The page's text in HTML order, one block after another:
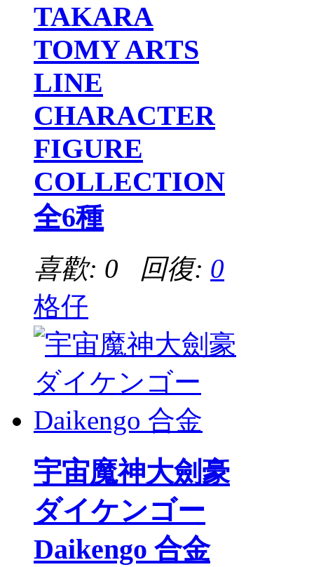
TAKARA
TOMY ARTS
LINE
CHARACTER
FIGURE
COLLECTION
全6種
喜歡: 0 回復: 0
格仔
宇宙魔神大劍豪
ダイケンゴー
Daikengo 合金